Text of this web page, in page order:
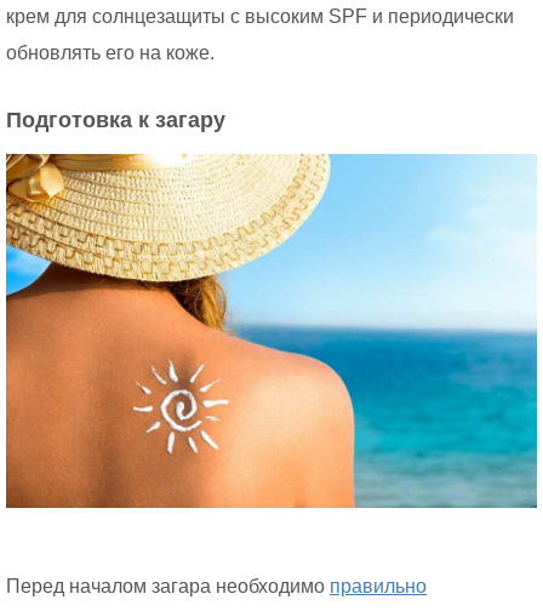
крем для солнцезащиты с высоким SPF и периодически
обновлять его на коже.
Подготовка к загару
Перед началом загара необходимо правильно